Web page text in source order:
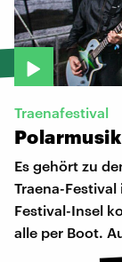
Traenafestival
Polarmusik
Es gehört zu
Traena-
Festival-Insel
alle per Boot.